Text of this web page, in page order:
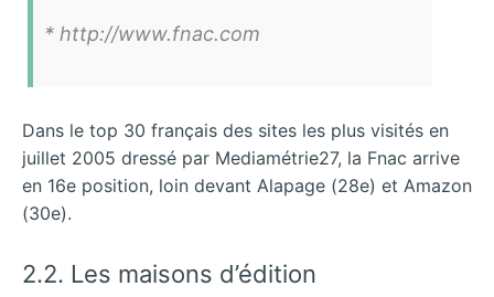
* http://www.fnac.com
Dans le top 30 français des sites les plus visités en
juillet 2005 dressé par Mediamétrie27, la Fnac arrive
en 16e position, loin devant Alapage (28e) et Amazon
(30e).
2.2. Les maisons d’édition